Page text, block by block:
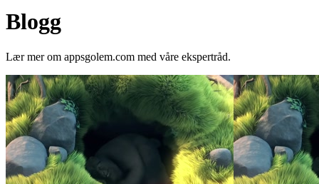
Blogg
Lær mer om appsgolem.com med våre ekspertråd.